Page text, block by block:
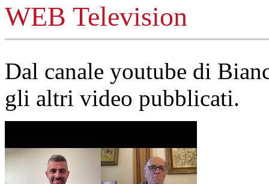
WEB Television
Dal canale youtube di
gli altri video pubblicati.